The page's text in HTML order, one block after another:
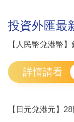
投資外匯最
【人民幣兌港幣
詳情請看
【日元兌港元】